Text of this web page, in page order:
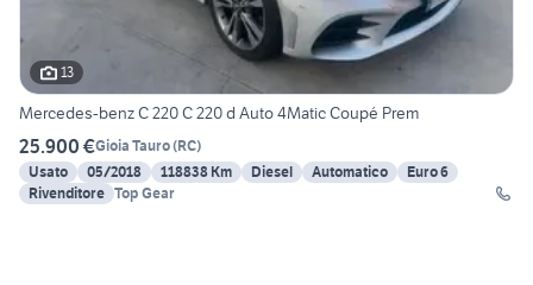
13
Mercedes-benz C 220 C 220 d Auto 4Matic Coupé Prem
25.900 €Gioia Tauro(RC)
Usato
05/2018 118838 Km Diesel Automatico
Euro 6
Rivenditore Top Gear